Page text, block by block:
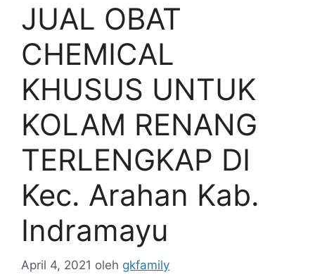
JUAL OBAT
CHEMICAL
KHUSUS UNTUK
KOLAM RENANG
TERLENGKAP DI
Kec. Arahan Kab.
Indramayu
April 4, 2021 oleh gkfamily